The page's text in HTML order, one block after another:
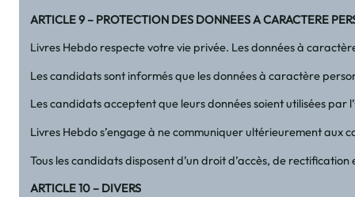
ARTICLE 9 – PROTECTION DES DONNEES A CARACTERE
Livres Hebdo respecte votre vie privée. Les données à
Les candidats sont informés que les données à caractère
Les candidats acceptent que leurs données soient utilisées
Livres Hebdo s’engage à ne communiquer ultérieurement
Tous les candidats disposent d’un droit d’accès, de
ARTICLE 10 – DIVERS